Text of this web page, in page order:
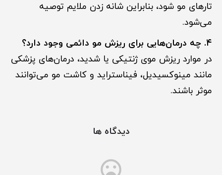
تارهای مو شود، بنابراین شانه زدن ملایم توصیه
می‌شود.
۴. چه درمان‌هایی برای ریزش مو دائمی وجود دارد؟
در موارد ریزش موی ژنتیکی یا شدید، درمان‌های پزشکی
مانند مینوکسیدیل، فیناستراید و کاشت مو می‌توانند
موثر باشند.
دیدگاه ها